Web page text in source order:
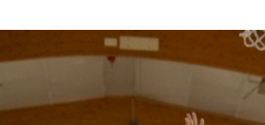
LIGA BETCLIC FEMININA